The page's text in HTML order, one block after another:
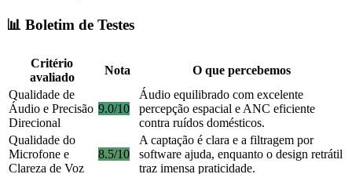
📊 Boletim de Testes
Critério
avaliado
Nota
O que percebemos
Qualidade de
Áudio e Precisão
Direcional
9.0/10
Áudio equilibrado com excelente
percepção espacial e ANC eficiente
contra ruídos domésticos.
Qualidade do
Microfone e
Clareza de Voz
8.5/10
A captação é clara e a filtragem por
software ajuda, enquanto o design retrátil
traz imensa praticidade.